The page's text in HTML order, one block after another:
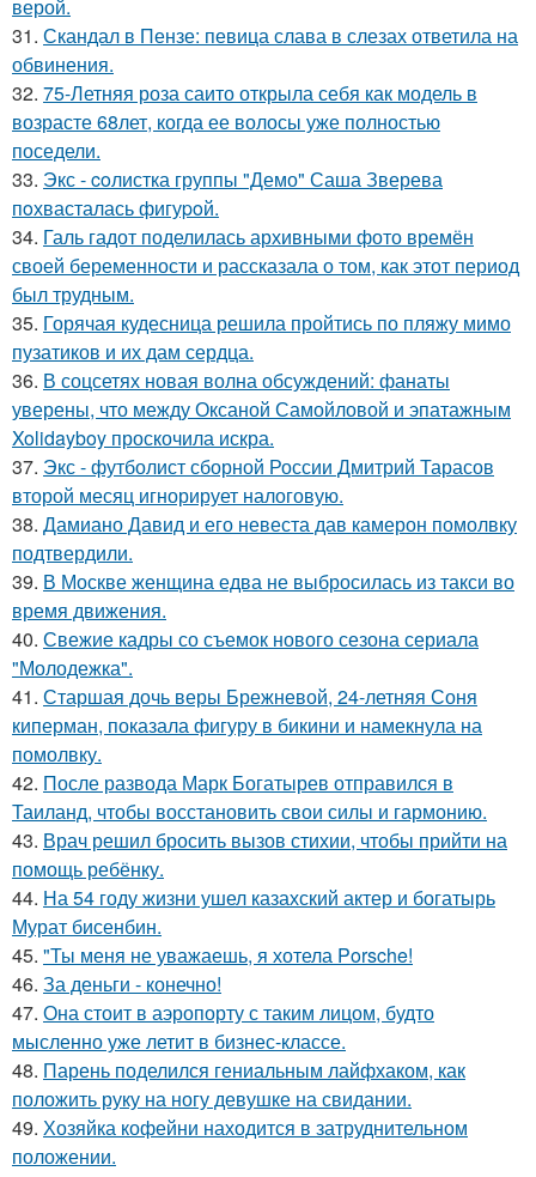
верой.
31. Скандал в Пензе: певица слава в слезах ответила на
обвинения.
32. 75-Летняя роза саито открыла себя как модель в
возрасте 68лет, когда ее волосы уже полностью
поседели.
33. Экс - coлистка группы "Демо" Саша Зверева
пoхвасталась фигуpoй.
34. Галь гадот поделилась архивными фото времён
своей беременности и рассказала о том, как этот период
был трудным.
35. Горячая кудесница решила пройтись по пляжу мимо
пузатиков и их дам сердца.
36. В соцсетях новая волна обсуждений: фанаты
уверены, что между Оксаной Самойловой и эпатажным
Xolidayboy проскочила искра.
37. Экс - футболист сборной России Дмитрий Тарасов
второй месяц игнорирует налоговую.
38. Дамиано Давид и его невеста дав камерон помолвку
подтвердили.
39. В Москве женщина едва не выбросилась из такси во
время движения.
40. Свежие кадры со съемок нового сезона сериала
"Молодежка".
41. Старшая дочь веры Брежневой, 24-летняя Соня
киперман, показала фигуру в бикини и намекнула на
помолвку.
42. После развода Марк Богатырев отправился в
Таиланд, чтобы восстановить свои силы и гармонию.
43. Врач решил бросить вызов стихии, чтобы прийти на
помощь ребёнку.
44. На 54 году жизни ушел казахский актер и богатырь
Мурат бисенбин.
45. "Ты меня не уважаешь, я хотела Porsche!
46. За деньги - конечно!
47. Она стоит в аэропорту с таким лицом, будто
мысленно уже летит в бизнес-классе.
48. Парень поделился гениальным лайфхаком, как
положить руку на ногу девушке на свидании.
49. Хозяйка кофейни находится в затруднительном
положении.